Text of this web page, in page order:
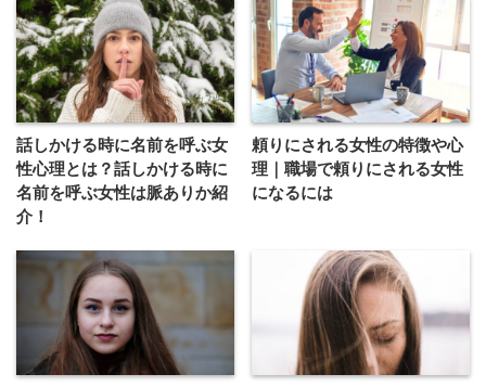
話しかける時に名前を呼ぶ女
性心理とは？話しかける時に
名前を呼ぶ女性は脈ありか紹
介！
頼りにされる女性の特徴や心
理｜職場で頼りにされる女性
になるには